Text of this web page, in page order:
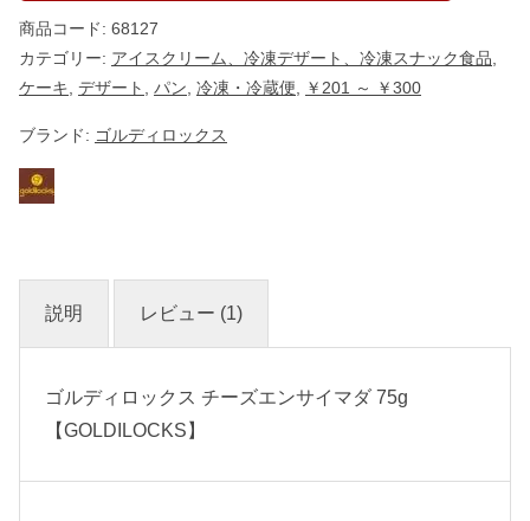
商品コード: 68127
カテゴリー: アイスクリーム、冷凍デザート、冷凍スナック食品
ケーキ デザート パン 冷凍・冷蔵便 ￥201 ～ ￥300
ブランド: ゴルディロックス
説明 レビュー (1)
ゴルディロックス チーズエンサイマダ 75g
【GOLDILOCKS】